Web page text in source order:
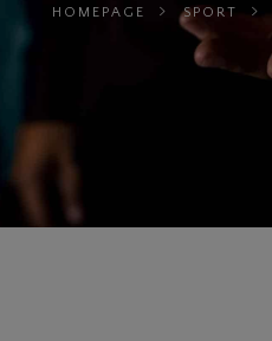
HOMEPAGE SPORT